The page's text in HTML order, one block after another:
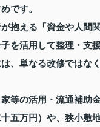
です。
抱える「資金や人間
を活用して整理・支
、単なる改修ではな
等の活用・流通補助
五万円）や、狭小敷